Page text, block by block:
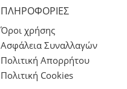
ΠΛΗΡΟΦΟΡΊΕΣ
Όροι χρήσης
Ασφάλεια Συναλλαγών
Πολιτική Απορρήτου
Πολιτική Cookies